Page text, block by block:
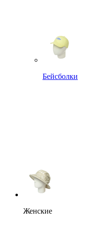
Бейсболки
Женские